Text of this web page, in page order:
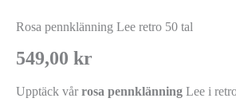
Rosa pennklänning Lee retro 50 tal
549,00 kr
Upptäck vår rosa pennklänning Lee i